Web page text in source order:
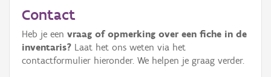
Erfgoedobject
Aanduidingsobject
Contact
Heb je een vraag of opmerking over een fiche in de
inventaris? Laat het ons weten via het
contactformulier hieronder. We helpen je graag verder.